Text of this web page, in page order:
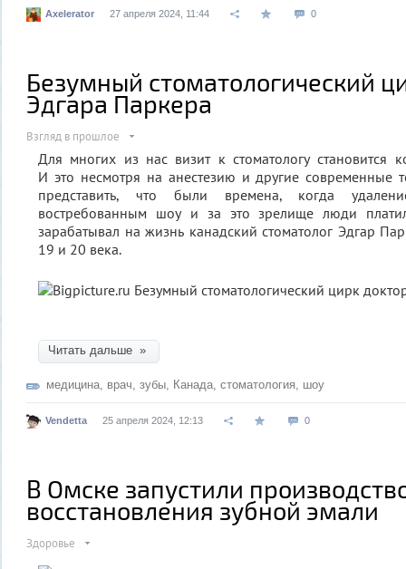
Axelerator 27 апреля 2024, 11:44 0
Безумный стоматологический
Эдгара Паркера
Взгляд в прошлое
Для многих из нас визит к стоматологу становится
И это несмотря на анестезию и другие современные
представить, что были времена, когда
востребованным шоу и за это зрелище люди
зарабатывал на жизнь канадский стоматолог Эдгар
19 и 20 века.
Читать дальше »
медицина, врач, зубы, Канада, стоматология, шоу
Vendetta 25 апреля 2024, 12:13 0
В Омске запустили
восстановления зубной эмали
Здоровье